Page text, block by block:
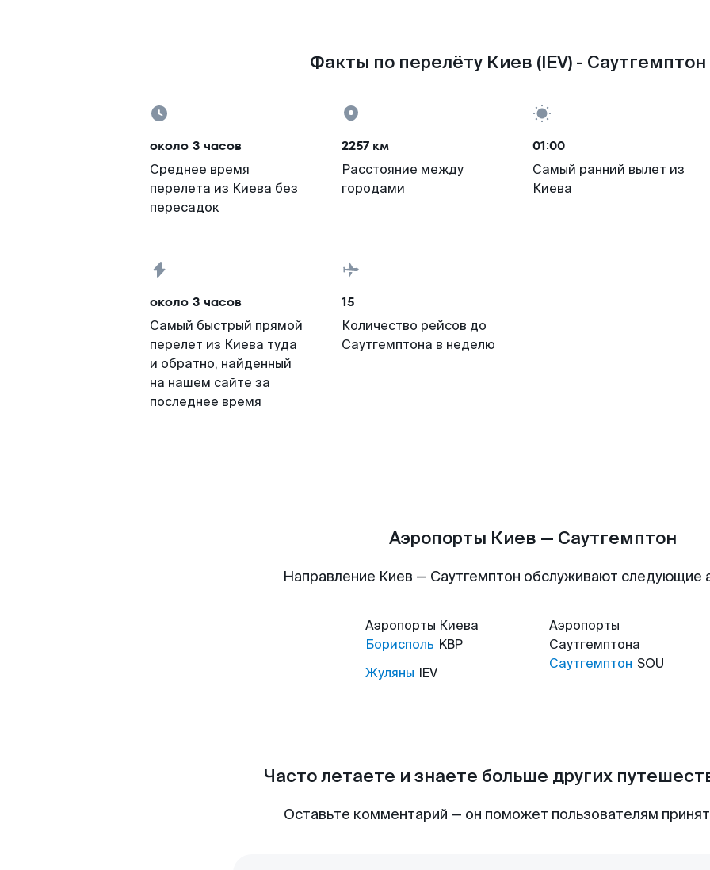
Факты по перелёту Киев (IEV) - Саутгемптон
около 3 часов
Среднее время
перелета из Киева без
пересадок
2257 км
Расстояние между
городами
01:00
Самый ранний вылет из
Киева
около 3 часов
Самый быстрый прямой
перелет из Киева туда
и обратно, найденный
на нашем сайте за
последнее время
15
Количество рейсов до
Саутгемптона в неделю
Аэропорты Киев — Саутгемптон
Направление Киев — Саутгемптон обслуживают следующие
Аэропорты Киева
Борисполь KBP
Жуляны IEV
Аэропорты
Саутгемптона
Саутгемптон SOU
Часто летаете и знаете больше других
Оставьте комментарий — он поможет пользователям